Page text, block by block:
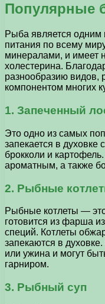
Популярные
Рыба является одним
питания по всему
минералами, и имеет
холестерина.
разнообразию видов,
компонентом многих
1. Запеченный
Это одно из самых
запекается в духовке
брокколи и
ароматным, а также
2. Рыбные
Рыбные котлеты —
готовится из фарша
специй. Котлеты
запекаются в
или ужина и могут
гарниром.
3. Рыбный суп